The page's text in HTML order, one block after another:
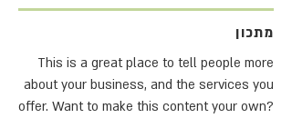
מתכון
This is a great place to tell people more
about your business, and the services you
offer. Want to make this content your own?